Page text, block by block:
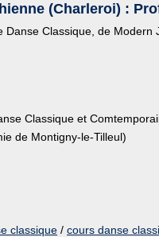
(Charleroi) :
Classique, de Modern
Classique et
de Montigny-le-Tilleul)
classique / cours danse